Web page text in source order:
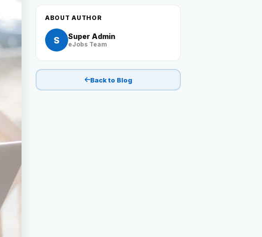
Contact
ABOUT AUTHOR
S Super Admin
eJobs Team
Back to Blog